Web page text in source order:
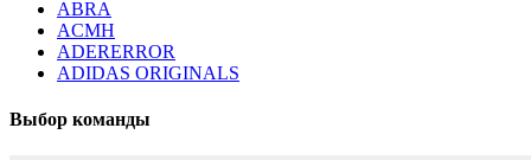
ABRA
ACMH
ADERERROR
ADIDAS ORIGINALS
Выбор команды